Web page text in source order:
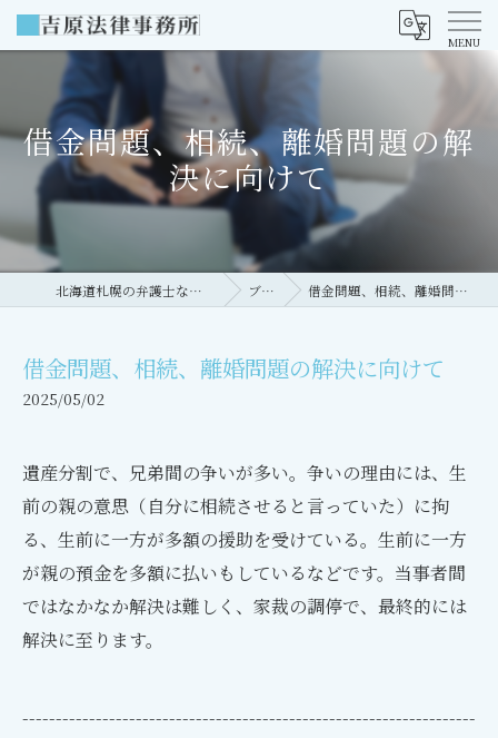
借金問題、相続、離婚問題の解
決に向けて
北海道札幌の弁護士なら吉原法律事務所 ブログ 借金問題、相続、離婚問題の解決に向けて
借金問題、相続、離婚問題の解決に向けて
2025/05/02
遺産分割で、兄弟間の争いが多い。争いの理由には、生
前の親の意思（自分に相続させると言っていた）に拘
る、生前に一方が多額の援助を受けている。生前に一方
が親の預金を多額に払いもしているなどです。当事者間
ではなかなか解決は難しく、家裁の調停で、最終的には
解決に至ります。
--------------------------------------------------------------------